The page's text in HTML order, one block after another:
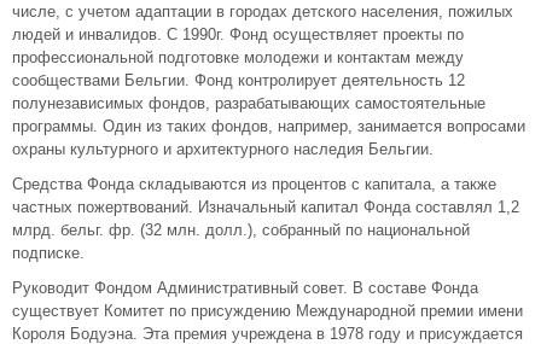
числе, с учетом адаптации в городах детского населения, пожилых
людей и инвалидов. С 1990г. Фонд осуществляет проекты по
профессиональной подготовке молодежи и контактам между
сообществами Бельгии. Фонд контролирует деятельность 12
полунезависимых фондов, разрабатывающих самостоятельные
программы. Один из таких фондов, например, занимается вопросами
охраны культурного и архитектурного наследия Бельгии.
Средства Фонда складываются из процентов с капитала, а также
частных пожертвований. Изначальный капитал Фонда составлял 1,2
млрд. бельг. фр. (32 млн. долл.), собранный по национальной
подписке.
Руководит Фондом Административный совет. В составе Фонда
существует Комитет по присуждению Международной премии имени
Короля Бодуэна. Эта премия учреждена в 1978 году и присуждается